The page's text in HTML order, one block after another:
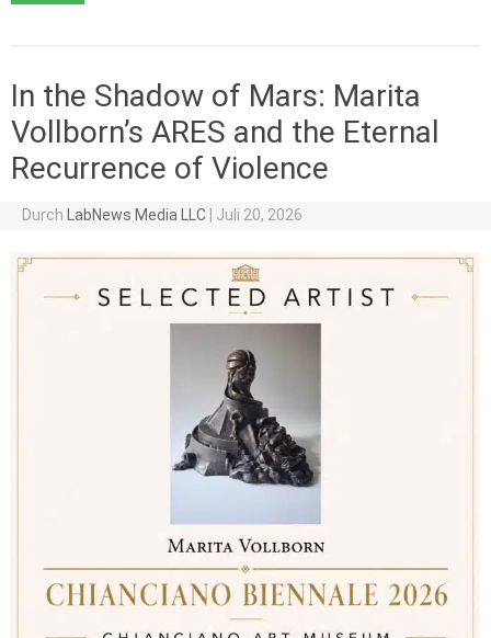
In the Shadow of Mars: Marita
Vollborn’s ARES and the Eternal
Recurrence of Violence
Durch LabNews Media LLC Juli 20, 2026